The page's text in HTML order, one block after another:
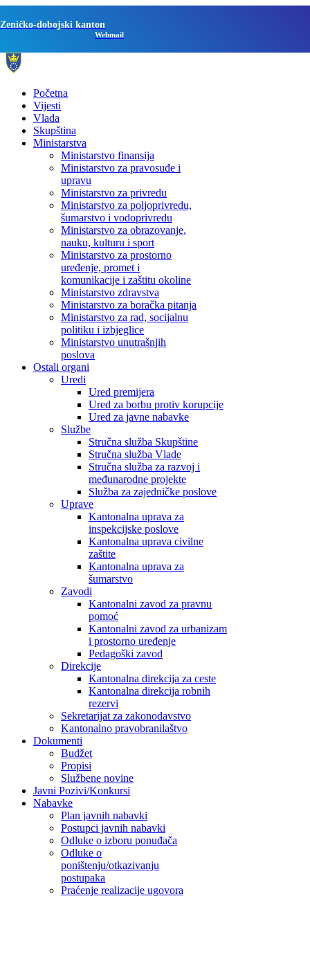
Zeničko-dobojski kanton
Webmail
Početna
Vijesti
Vlada
Skupština
Ministarstva
Ministarstvo finansija
Ministarstvo za pravosuđe i
upravu
Ministarstvo za privredu
Ministarstvo za poljoprivredu,
šumarstvo i vodoprivredu
Ministarstvo za obrazovanje,
nauku, kulturu i sport
Ministarstvo za prostorno
uređenje, promet i
komunikacije i zaštitu okoline
Ministarstvo zdravstva
Ministarstvo za boračka pitanja
Ministarstvo za rad, socijalnu
politiku i izbjeglice
Ministarstvo unutrašnjih
poslova
Ostali organi
Uredi
Ured premijera
Ured za borbu protiv korupcije
Ured za javne nabavke
Službe
Stručna služba Skupštine
Stručna služba Vlade
Stručna služba za razvoj i
međunarodne projekte
Služba za zajedničke poslove
Uprave
Kantonalna uprava za
inspekcijske poslove
Kantonalna uprava civilne
zaštite
Kantonalna uprava za
šumarstvo
Zavodi
Kantonalni zavod za pravnu
pomoć
Kantonalni zavod za urbanizam
i prostorno uređenje
Pedagoški zavod
Direkcije
Kantonalna direkcija za ceste
Kantonalna direkcija robnih
rezervi
Sekretarijat za zakonodavstvo
Kantonalno pravobranilaštvo
Dokumenti
Budžet
Propisi
Službene novine
Javni Pozivi/Konkursi
Nabavke
Plan javnih nabavki
Postupci javnih nabavki
Odluke o izboru ponuđača
Odluke o
poništenju/otkazivanju
postupaka
Praćenje realizacije ugovora